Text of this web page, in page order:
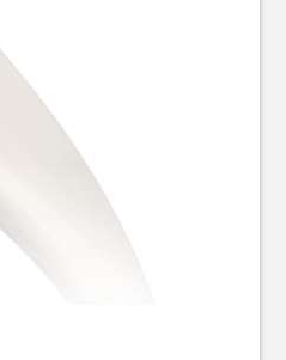
849
Немає в наявності